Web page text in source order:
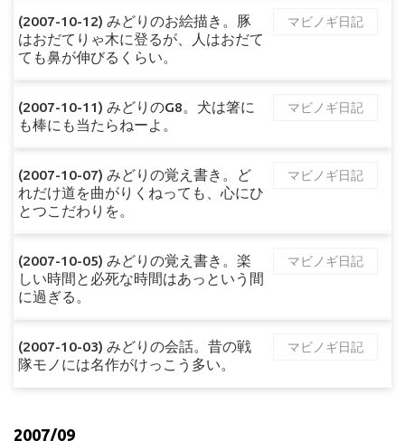
(2007-10-12) みどりのお絵描き。豚
はおだてりゃ木に登るが、人はおだて
ても鼻が伸びるくらい。
マビノギ日記
(2007-10-11) みどりのG8。犬は箸に
も棒にも当たらねーよ。
マビノギ日記
(2007-10-07) みどりの覚え書き。ど
れだけ道を曲がりくねっても、心にひ
とつこだわりを。
マビノギ日記
(2007-10-05) みどりの覚え書き。楽
しい時間と必死な時間はあっという間
に過ぎる。
マビノギ日記
(2007-10-03) みどりの会話。昔の戦
隊モノには名作がけっこう多い。
マビノギ日記
2007/09